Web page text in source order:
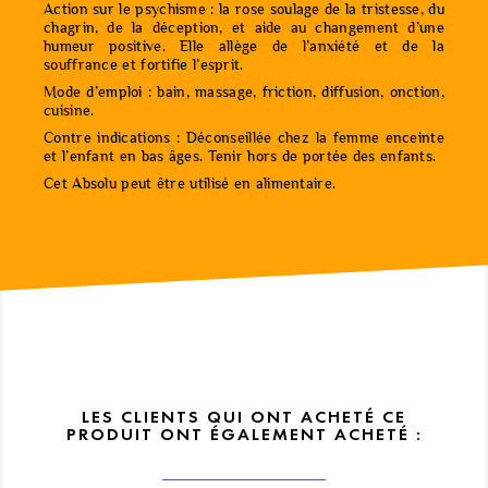
Action sur le psychisme : la rose soulage de la tristesse, du
chagrin, de la déception, et aide au changement d’une
humeur positive. Elle allège de l’anxiété et de la
souffrance et fortifie l’esprit.
Mode d’emploi : bain, massage, friction, diffusion, onction,
cuisine.
Contre indications : Déconseillée chez la femme enceinte
et l’enfant en bas âges. Tenir hors de portée des enfants.
Cet Absolu peut être utilisé en alimentaire.
LES CLIENTS QUI ONT ACHETÉ CE
PRODUIT ONT ÉGALEMENT ACHETÉ :